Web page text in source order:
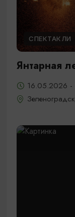
СПЕКТАКЛИ
Янтарная
16.05.2026